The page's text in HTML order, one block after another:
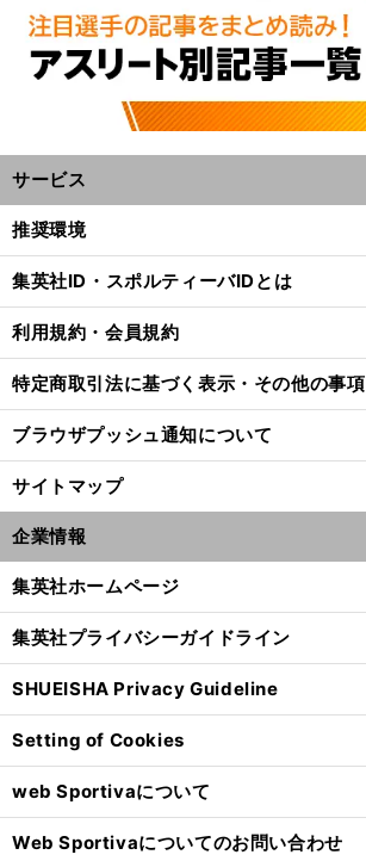
。
最
」
サービス
推奨環境
集英社ID・スポルティーバIDとは
利用規約・会員規約
特定商取引法に基づく表示・その他の事項
ブラウザプッシュ通知について
サイトマップ
企業情報
集英社ホームページ
集英社プライバシーガイドライン
SHUEISHA Privacy Guideline
Setting of Cookies
web Sportivaについて
Web Sportivaについてのお問い合わせ